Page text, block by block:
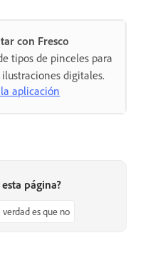
con Fresco
tipos de pinceles para
digitales.
aplicación
página?
verdad es que no